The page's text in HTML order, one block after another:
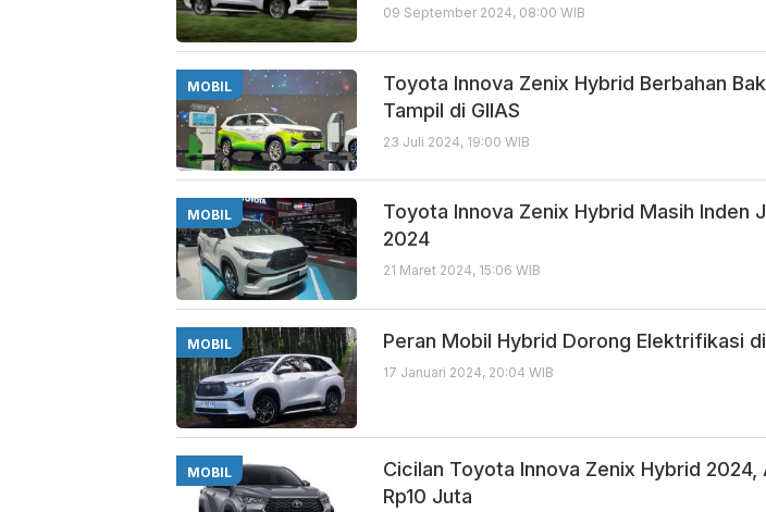
09 September 2024, 08:00 WIB
MOBIL
Toyota Innova Zenix Hybrid Berbahan
Tampil di GIIAS
23 Juli 2024, 19:00 WIB
MOBIL
Toyota Innova Zenix Hybrid Masih Inden
2024
21 Maret 2024, 15:06 WIB
MOBIL Peran Mobil Hybrid Dorong Elektrifikasi
17 Januari 2024, 20:04 WIB
MOBIL
Cicilan Toyota Innova Zenix Hybrid 2024,
Rp10 Juta